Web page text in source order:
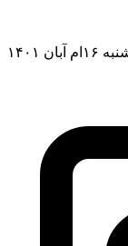
آبان ۱۴۰۱